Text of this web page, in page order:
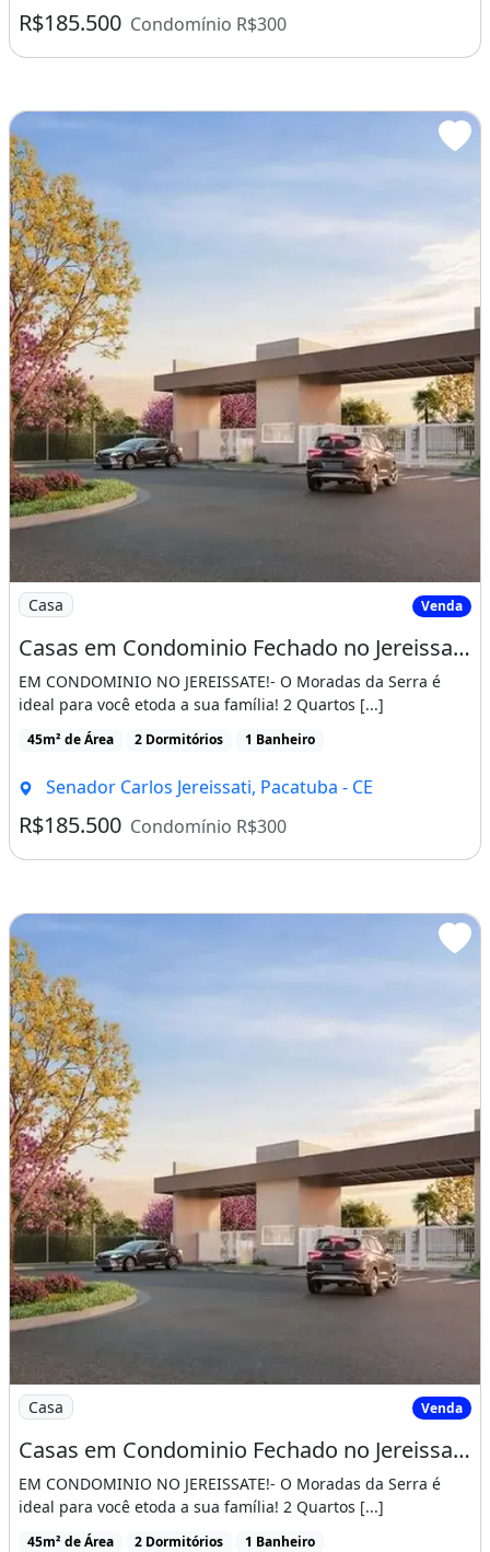
R$185.500 Condomínio R$300
Imagem: Casas em Condominio Fechado no Jereissate
Casa Venda
Casas em Condominio Fechado no Jereissate 3, Entrada Facilitada em Ate 60X, Aproveite!
EM CONDOMINIO NO JEREISSATE!- O Moradas da Serra é
ideal para você etoda a sua família! 2 Quartos [...]
45m² de Área 2 Dormitórios 1 Banheiro
Senador Carlos Jereissati, Pacatuba - CE
R$185.500 Condomínio R$300
Imagem: Casas em Condominio Fechado no Jereissate
Casa Venda
Casas em Condominio Fechado no Jereissate 3, Entrada Facilitada em Ate 60X, Aproveite!
EM CONDOMINIO NO JEREISSATE!- O Moradas da Serra é
ideal para você etoda a sua família! 2 Quartos [...]
45m² de Área 2 Dormitórios 1 Banheiro